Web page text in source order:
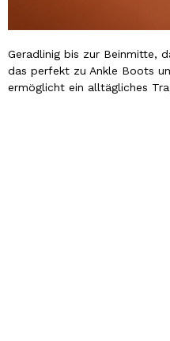
Geradlinig bis zur Beinmitte,
das perfekt zu Ankle Boots
ermöglicht ein alltägliches